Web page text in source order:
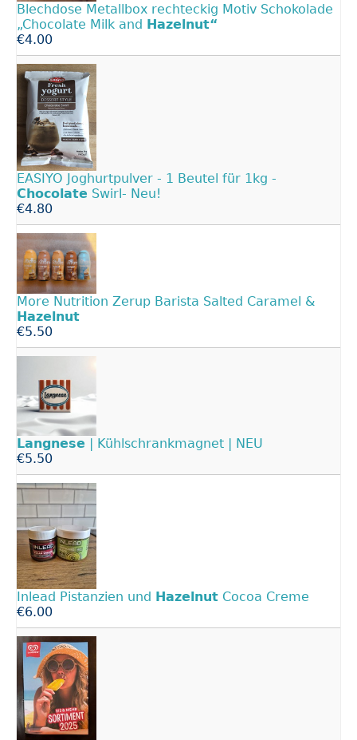
Blechdose Metallbox rechteckig Motiv Schokolade
„Chocolate Milk and Hazelnut“
€4.00
EASIYO Joghurtpulver - 1 Beutel für 1kg -
Chocolate Swirl- Neu!
€4.80
More Nutrition Zerup Barista Salted Caramel &
Hazelnut
€5.50
Langnese | Kühlschrankmagnet | NEU
€5.50
Inlead Pistanzien und Hazelnut Cocoa Creme
€6.00